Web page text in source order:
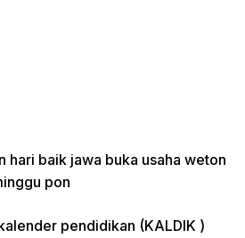
hari baik jawa buka usaha weton
pon
pendidikan (KALDIK )